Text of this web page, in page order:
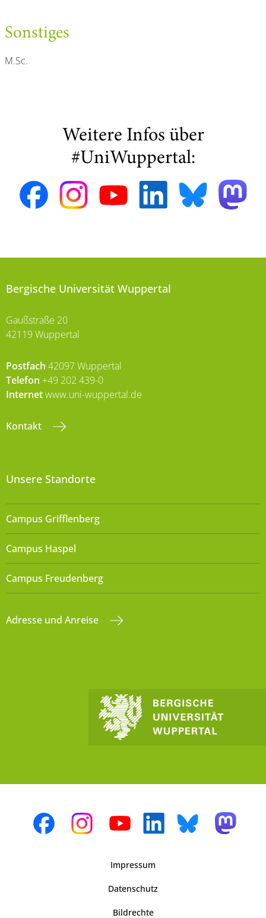
Sonstiges
M.Sc.
Weitere Infos über
#UniWuppertal:
Bergische Universität Wuppertal
Gaußstraße 20
42119 Wuppertal
Postfach 42097 Wuppertal
Telefon +49 202 439-0
Internetwww.uni-wuppertal.de
Kontakt
Unsere Standorte
Campus Grifflenberg
Campus Haspel
Campus Freudenberg
Adresse und Anreise
Impressum
Datenschutz
Bildrechte